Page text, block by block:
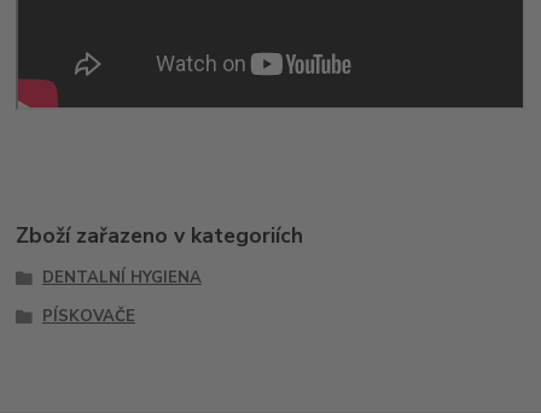
Zboží zařazeno v kategoriích
DENTALNÍ HYGIENA
PÍSKOVAČE